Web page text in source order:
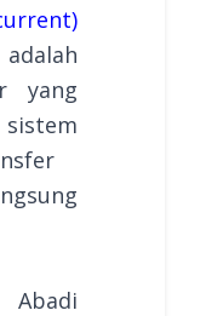
adalah
yang